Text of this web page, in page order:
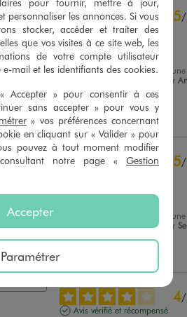
site
16
5
0
0
5/
Avis vérifié et récompensé
Sympa il donne du style
Avis du26/07/2026 , suite à une
par
Utile Signaler
5/
Je le recommande
, suite à une
04/07/2026 par
4/
Avis vérifié et récompensé
personnaliser les annonces. Si vous
stocker, accéder et traiter des
que vos visites à ce site web, les
de votre compte utilisateur
mail et les identifiants des cookies.
Accepter » pour consentir à ces
sans accepter » pour vous y
» vos préférences concernant
en cliquant sur « Valider » pour
pouvez à tout moment modifier
notre page « Gestion
Accepter
Paramétrer